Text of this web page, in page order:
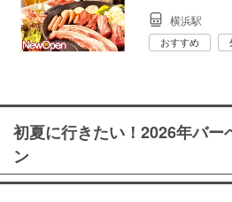
横浜駅
おすすめ
初夏に行きたい！2026年バー
ン